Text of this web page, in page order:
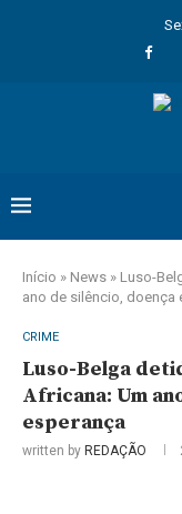
Início » News » Luso-
ano de silêncio, doença
CRIME
Luso-Belga
Africana: Um
esperança
written by REDAÇÃO